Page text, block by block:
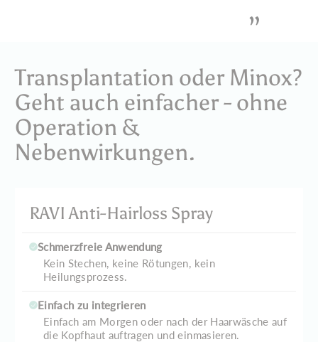
”
Transplantation oder Minox?
Geht auch einfacher - ohne
Operation &
Nebenwirkungen.
RAVI Anti-Hairloss Spray
Schmerzfreie Anwendung
Kein Stechen, keine Rötungen, kein
Heilungsprozess.
Einfach zu integrieren
Einfach am Morgen oder nach der Haarwäsche auf
die Kopfhaut auftragen und einmasieren.